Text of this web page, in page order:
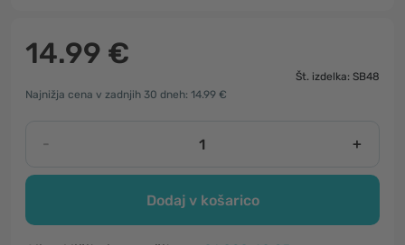
14.99 €
Št. izdelka: SB48
Najnižja cena v zadnjih 30 dneh: 14.99 €
- +
Dodaj v košarico